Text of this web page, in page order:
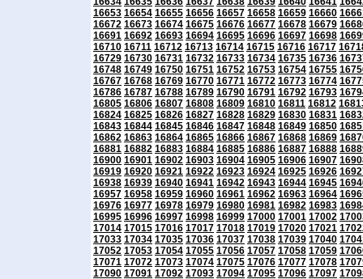
16653 16654 16655 16656 16657 16658 16659 16660
16672 16673 16674 16675 16676 16677 16678 16679
16691 16692 16693 16694 16695 16696 16697 16698
16710 16711 16712 16713 16714 16715 16716 16717
16729 16730 16731 16732 16733 16734 16735 16736
16748 16749 16750 16751 16752 16753 16754 16755
16767 16768 16769 16770 16771 16772 16773 16774
16786 16787 16788 16789 16790 16791 16792 16793
16805 16806 16807 16808 16809 16810 16811 16812
16824 16825 16826 16827 16828 16829 16830 16831
16843 16844 16845 16846 16847 16848 16849 16850
16862 16863 16864 16865 16866 16867 16868 16869
16881 16882 16883 16884 16885 16886 16887 16888
16900 16901 16902 16903 16904 16905 16906 16907
16919 16920 16921 16922 16923 16924 16925 16926
16938 16939 16940 16941 16942 16943 16944 16945
16957 16958 16959 16960 16961 16962 16963 16964
16976 16977 16978 16979 16980 16981 16982 16983
16995 16996 16997 16998 16999 17000 17001 17002
17014 17015 17016 17017 17018 17019 17020 17021
17033 17034 17035 17036 17037 17038 17039 17040
17052 17053 17054 17055 17056 17057 17058 17059
17071 17072 17073 17074 17075 17076 17077 17078
17090 17091 17092 17093 17094 17095 17096 17097